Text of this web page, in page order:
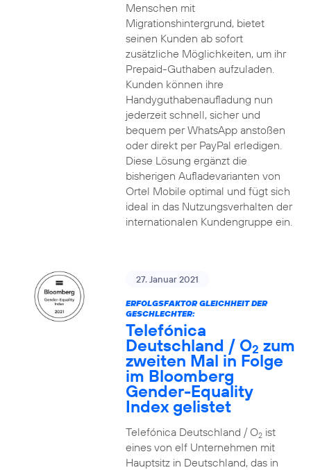
Menschen mit
Migrationshintergrund, bietet
seinen Kunden ab sofort
zusätzliche Möglichkeiten, um ihr
Prepaid-Guthaben aufzuladen.
Kunden können ihre
Handyguthabenaufladung nun
jederzeit schnell, sicher und
bequem per WhatsApp anstoßen
oder direkt per PayPal erledigen.
Diese Lösung ergänzt die
bisherigen Aufladevarianten von
Ortel Mobile optimal und fügt sich
ideal in das Nutzungsverhalten der
internationalen Kundengruppe ein.
27. Januar 2021
ERFOLGSFAKTOR GLEICHHEIT DER
GESCHLECHTER:
Telefónica
Deutschland / O2 zum
zweiten Mal in Folge
im Bloomberg
Gender-Equality
Index gelistet
Telefónica Deutschland / O2ist
eines von elf Unternehmen mit
Hauptsitz in Deutschland, das in